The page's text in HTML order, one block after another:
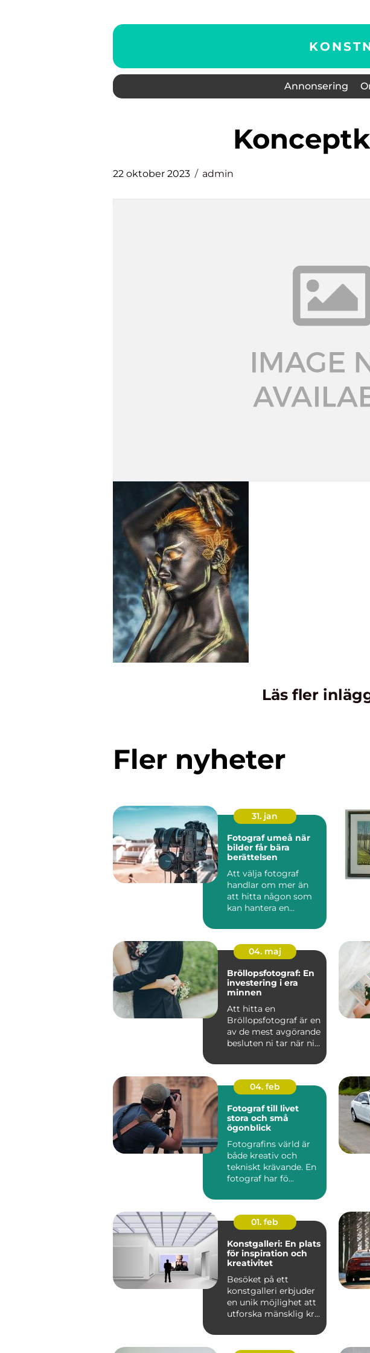
Annonsering
22 oktober 2023 admin
Läs fler
Fler nyheter
31. jan
Fotograf umeå när
bilder får bära
berättelsen
Att välja fotograf
handlar om mer än
att hitta någon som
kan hantera en
handlar de...
04. maj
Bröllopsfotograf: En
investering i era
minnen
Att hitta en
Bröllopsfotograf är en
av de mest avgörande
besluten ni tar när ni
04. feb
Fotograf till livet
stora och små
ögonblick
Fotografins värld är
både kreativ och
tekniskt krävande. En
fotograf har fö...
01. feb
Konstgalleri: En plats
för inspiration och
kreativitet
Besöket på ett
konstgalleri erbjuder
en unik möjlighet att
utforska mänsklig kr...